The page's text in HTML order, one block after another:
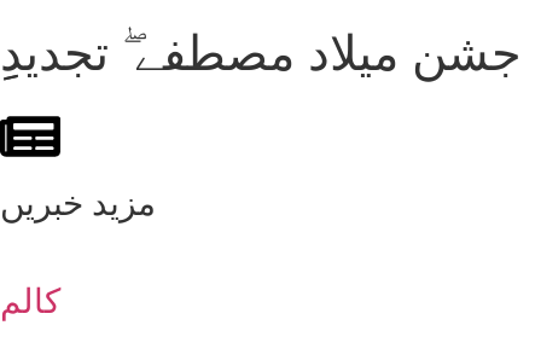
جشن میلاد مصطفے ۖ تجدیدِِ
مزید خبریں
کالم